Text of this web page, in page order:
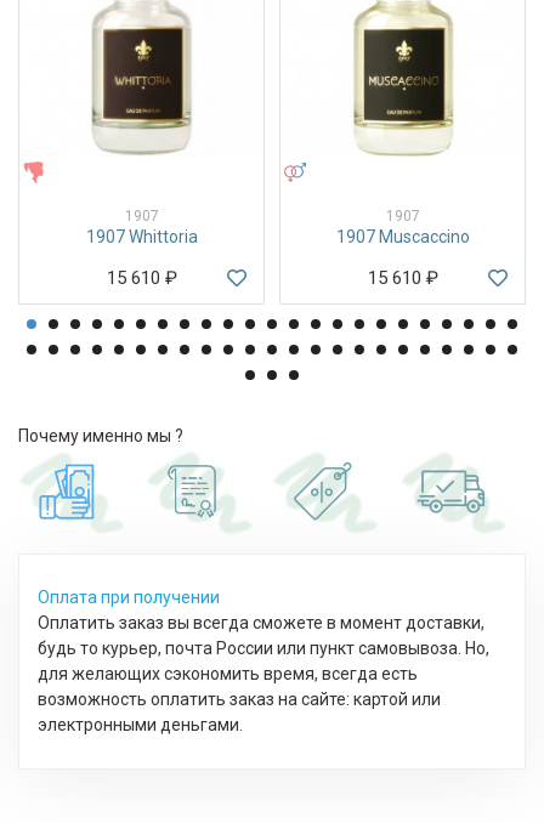
1907
1907 Whittoria
15 610 ₽
1907
1907 Muscaccino
15 610 ₽
Почему именно мы ?
Оплата при получении
Оплатить заказ вы всегда сможете в момент доставки,
будь то курьер, почта России или пункт самовывоза. Но,
для желающих сэкономить время, всегда есть
возможность оплатить заказ на сайте: картой или
электронными деньгами.